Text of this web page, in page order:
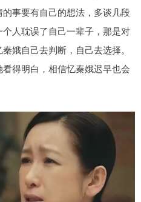
事要有自己的想法，多谈几段
人耽误了自己一辈子，那是对
娥自己去判断，自己去选择。
得明白，相信忆秦娥迟早也会